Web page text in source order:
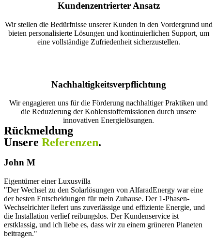
Kundenzentrierter Ansatz
Wir stellen die Bedürfnisse unserer Kunden in den Vordergrund und
bieten personalisierte Lösungen und kontinuierlichen Support, um
eine vollständige Zufriedenheit sicherzustellen.
Nachhaltigkeitsverpflichtung
Wir engagieren uns für die Förderung nachhaltiger Praktiken und
die Reduzierung der Kohlenstoffemissionen durch unsere
innovativen Energielösungen.
Rückmeldung
Unsere Referenzen.
John M
Eigentümer einer Luxusvilla
"Der Wechsel zu den Solarlösungen von AlfaradEnergy war eine
der besten Entscheidungen für mein Zuhause. Der 1-Phasen-
Wechselrichter liefert uns zuverlässige und effiziente Energie, und
die Installation verlief reibungslos. Der Kundenservice ist
erstklassig, und ich liebe es, dass wir zu einem grüneren Planeten
beitragen."